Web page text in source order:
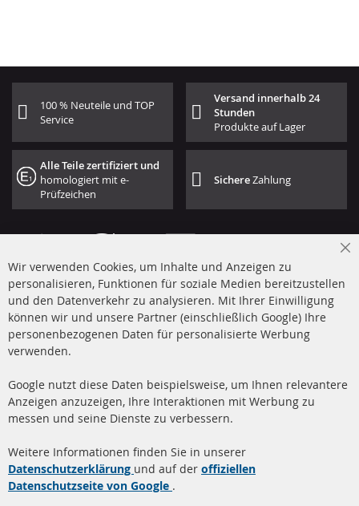
100 % Neuteile und TOP
Service
Versand innerhalb 24
Stunden
Produkte auf Lager
Alle Teile zertifiziert und
homologiert mit e-
Prüfzeichen
SichereZahlung
+49 (0) 4533 799 00 0
Mo-Do: 09-17 Uhr, Fr 09-16 Uhr
info@contra-automotive.de
facebook
instagram
Quick Links
Dieselpartikelfilter (DPF)
Dieselpartikelfilter
Kundenservice
Über uns
Wir verwenden Cookies, um Inhalte und Anzeigen zu
personalisieren, Funktionen für soziale Medien bereitzustellen
und den Datenverkehr zu analysieren. Mit Ihrer Einwilligung
können wir und unsere Partner (einschließlich Google) Ihre
personenbezogenen Daten für personalisierte Werbung
verwenden.
Google nutzt diese Daten beispielsweise, um Ihnen relevantere
Anzeigen anzuzeigen, Ihre Interaktionen mit Werbung zu
messen und seine Dienste zu verbessern.
Weitere Informationen finden Sie in unserer
Datenschutzerklärung und auf der offiziellen
Datenschutzseite von Google .